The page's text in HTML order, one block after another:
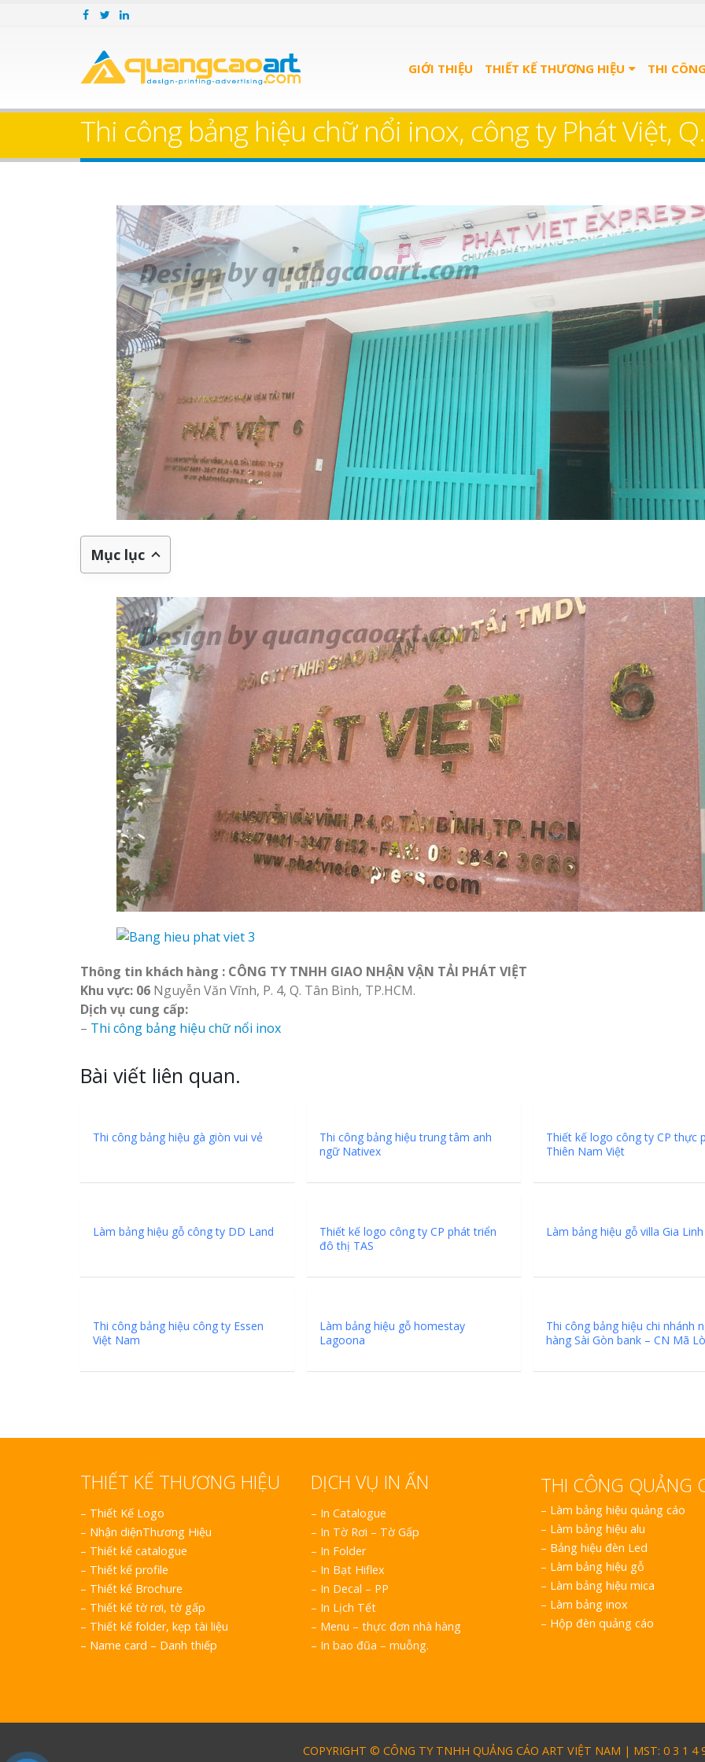
GIỚI THIỆU THIẾT KẾ THƯƠNG HIỆU THI
Thi công bảng hiệu chữ nổi inox, công ty Phát Việt,
Mục lục
Thông tin khách hàng : CÔNG TY TNHH GIAO NHẬN VẬN TẢI PHÁT VIỆT
Khu vực: 06 Nguyễn Văn Vĩnh, P. 4, Q. Tân Bình, TP.HCM.
Dịch vụ cung cấp:
– Thi công bảng hiệu chữ nổi inox
Bài viết liên quan.
Thi công bảng hiệu gà giòn vui vẻ
Thi công bảng hiệu trung tâm anh
ngữ Nativex
Thiết kế logo công ty CP thực
Thiên Nam Việt
Làm bảng hiệu gỗ công ty DD Land
Thiết kế logo công ty CP phát triển
đô thị TAS
Làm bảng hiệu gỗ villa Gia Linh
Thi công bảng hiệu công ty Essen
Việt Nam
Làm bảng hiệu gỗ homestay
Lagoona
Thi công bảng hiệu chi nhánh
hàng Sài Gòn bank – CN Mã Lò
THIẾT KẾ THƯƠNG HIỆU
– Thiết Kế Logo
– Nhận diệnThương Hiệu
– Thiết kế catalogue
– Thiết kế profile
– Thiết kế Brochure
– Thiết kế tờ rơi, tờ gấp
– Thiết kế folder, kẹp tài liệu
– Name card – Danh thiếp
DỊCH VỤ IN ẤN
– In Catalogue
– In Tờ Rơi – Tờ Gấp
– In Folder
– In Bạt Hiflex
– In Decal – PP
– In Lịch Tết
– Menu – thực đơn nhà hàng
– In bao đũa – muỗng.
THI CÔNG QUẢNG
– Làm bảng hiệu quảng cáo
– Làm bảng hiệu alu
– Bảng hiệu đèn Led
– Làm bảng hiệu gỗ
– Làm bảng hiệu mica
– Làm bảng inox
– Hộp đèn quảng cáo
COPYRIGHT © CÔNG TY TNHH QUẢNG CÁO ART VIỆT NAM | MST: 0 3 1 4